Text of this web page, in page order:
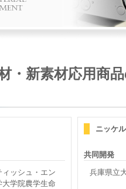
・新素材応用商
ッシュ・エン
学院農学生命
ニッケ
共同開発
兵庫県立